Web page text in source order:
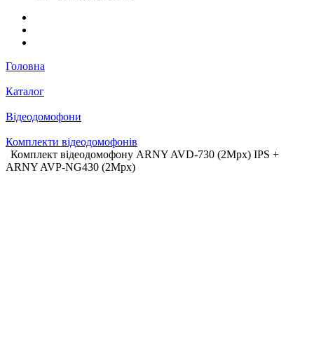
Головна
Каталог
Відеодомофони
Комплекти відеодомофонів
Комплект відеодомофону ARNY AVD-730 (2Mpx) IPS +
ARNY AVP-NG430 (2Mpx)